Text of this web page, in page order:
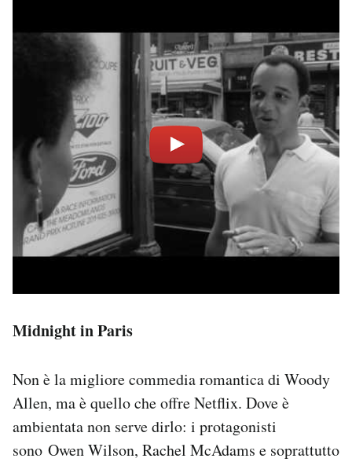
Midnight in Paris
Non è la migliore commedia romantica di Woody
Allen, ma è quello che offre Netflix. Dove è
ambientata non serve dirlo: i protagonisti
sono Owen Wilson, Rachel McAdams e soprattutto